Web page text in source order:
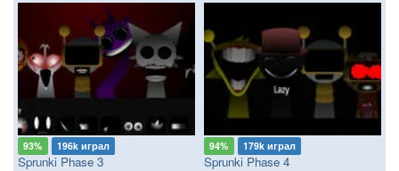
93% 196k играл
Sprunki Phase 3
94% 179k играл
Sprunki Phase 4